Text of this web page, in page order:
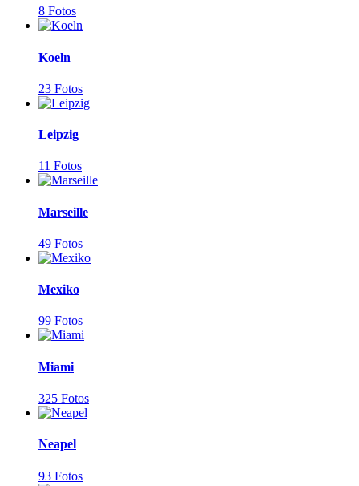
8 Fotos
Koeln
23 Fotos
Leipzig
11 Fotos
Marseille
49 Fotos
Mexiko
99 Fotos
Miami
325 Fotos
Neapel
93 Fotos